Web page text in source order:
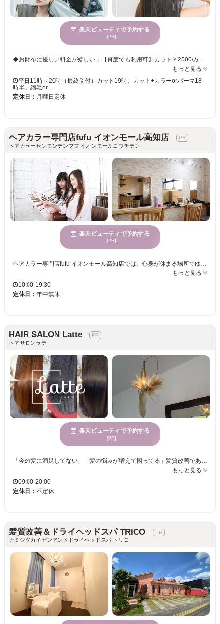
楽天ビューティで予約する
[PR]
◆お財布に優しい料金が嬉しい：【何度でも利用可】カット￥2500/カットカラー￥4500 プチプライスな料金設定で「毎月美容院に行きたい」「美容院で楽しく過ごしたい」というゲスト様の綺麗をずっと応援します！ジュニアスタイリストによる施術です。講師がしっかりチェックいたします☆仕上がりはご安心ください☆☆ 講師が施術する「講師指名限定」メニューもございます♪ ◆次世代髪質改善メニュー：【新規限定】髪質改善トリートメント ￥7000 髪の毛を艶々にしたい/セットに時間がかかる/パサツキが気になる。ブリーチで髪の毛が広がる.さまざまな髪質のお悩みを解決する髪質改善トリートメント&髪質改善ストレート&髪質改善カラー 髪質を“柔らかく艶のある状態”へ改善し乾かすだけでまとまる圧倒的な艶髪へと導きます。
もっと見る
平日11時～20時（最終受付）カット19時、カット+カラーorパーマ18
時半、縮毛or…
定休日： 月曜日定休
ヘアカラー専門店fufu イオンモール高知店
ヘアカラーセンモンテンフフ イオンモールコウチテン
楽天ビューティで予約する
[PR]
ヘアカラー専門店fufu イオンモール高知店では、心身が休まる場所でゆったりと過ごしながら、トレンドと個性を融合したカラーを楽しむことができます。心地よい空間で、高い技術を持つスタイリストが一人ひとりにぴったりのカラーを提供し、大人の美しさを引き立てます。このサロンでは、カラーリングに熟練したプロフェッショナルが、明るく輝く髪を実現し、心地よい時間を過ごせることをお約束します。居心地良さと仕上がりの美しさを両立したい方におすすめです。
もっと見る
10:00-19:30
定休日： 年中無休
HAIR SALON Latte
ヘアサロンラテ
楽天ビューティで予約する
[PR]
「今の髪に満足してない」「髪の悩みが増えて困ってる」髪質改善であなたの人生を変えてみませんか？髪を綺麗にしたいお客様は是非Latte【ラテ】で髪質改善してみて下さい☆必ずご満足する艶髪をご提供させて頂きます。 【大人女性×髪質改善】「髪質で悩むのはもうやめませんか？」マンツーマン施術の髪質改善サロン♪髪質改善、縮毛矯正に特化した「髪にドラマを。」取扱◎当店では10分～30分しっかりカウンセリングを行い、一人ひとり質に合わせ、丁寧な施術をいたします。【髪質改善/縮毛矯正/トリートメント】 30～50代の女性におすすめ◎髪質の変化に対して何やっても効果実感・改善・キレイにならない方オススメサロンです！
もっと見る
09:00-20:00
定休日： 不定休
髪質改善＆ドライヘッドスパ TRICO
カミシツカイゼンアンドドライヘッドスパ トリコ